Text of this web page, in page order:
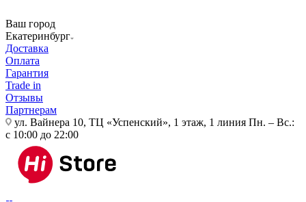
Ваш город
Екатеринбург
Доставка
Оплата
Гарантия
Trade in
Отзывы
Партнерам
ул. Вайнера 10, ТЦ «Успенский», 1 этаж, 1 линия Пн. – Вс.:
с 10:00 до 22:00